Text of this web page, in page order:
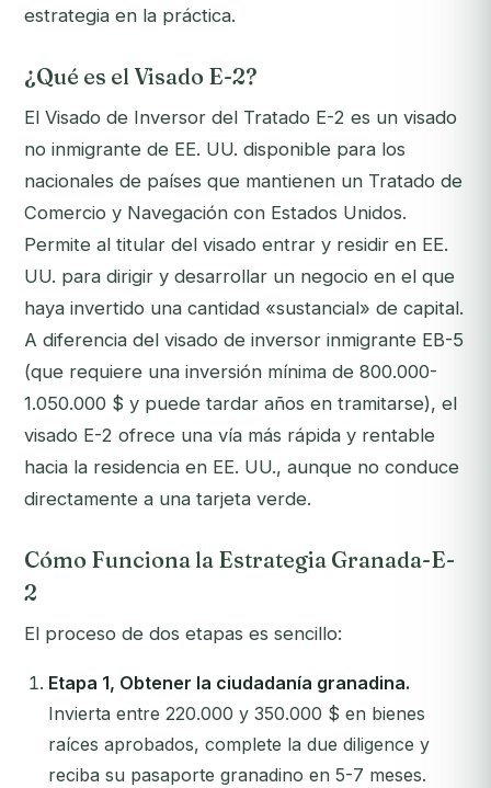
estrategia en la práctica.
¿Qué es el Visado E-2?
El Visado de Inversor del Tratado E-2 es un visado
no inmigrante de EE. UU. disponible para los
nacionales de países que mantienen un Tratado de
Comercio y Navegación con Estados Unidos.
Permite al titular del visado entrar y residir en EE.
UU. para dirigir y desarrollar un negocio en el que
haya invertido una cantidad «sustancial» de capital.
A diferencia del visado de inversor inmigrante EB-5
(que requiere una inversión mínima de 800.000-
1.050.000 $ y puede tardar años en tramitarse), el
visado E-2 ofrece una vía más rápida y rentable
hacia la residencia en EE. UU., aunque no conduce
directamente a una tarjeta verde.
Cómo Funciona la Estrategia Granada-E-
2
El proceso de dos etapas es sencillo:
Etapa 1, Obtener la ciudadanía granadina.
Invierta entre 220.000 y 350.000 $ en bienes
raíces aprobados, complete la due diligence y
reciba su pasaporte granadino en 5-7 meses.